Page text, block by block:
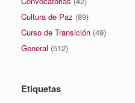
Cultura de Paz (89)
Curso de Transición (49)
General (512)
Etiquetas